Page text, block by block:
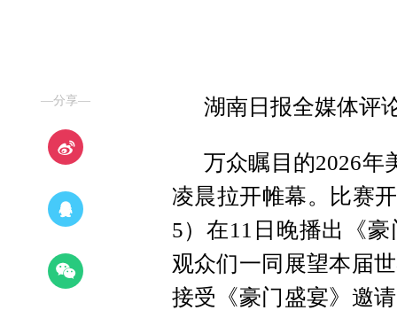
—分享— 湖南日报全媒体评
万众瞩目的2026年
凌晨拉开帷幕。比赛
5）在11日晚播出《
观众们一同展望本届
接受《豪门盛宴》邀